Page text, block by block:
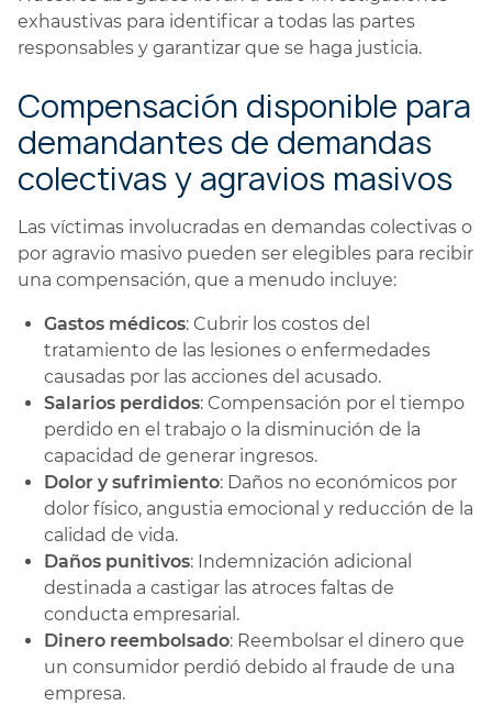
exhaustivas para identificar a todas las partes
responsables y garantizar que se haga justicia.
Compensación disponible para
demandantes de demandas
colectivas y agravios masivos
Las víctimas involucradas en demandas colectivas o
por agravio masivo pueden ser elegibles para recibir
una compensación, que a menudo incluye:
Gastos médicos: Cubrir los costos del
tratamiento de las lesiones o enfermedades
causadas por las acciones del acusado.
Salarios perdidos: Compensación por el tiempo
perdido en el trabajo o la disminución de la
capacidad de generar ingresos.
Dolor y sufrimiento: Daños no económicos por
dolor físico, angustia emocional y reducción de la
calidad de vida.
Daños punitivos: Indemnización adicional
destinada a castigar las atroces faltas de
conducta empresarial.
Dinero reembolsado: Reembolsar el dinero que
un consumidor perdió debido al fraude de una
empresa.